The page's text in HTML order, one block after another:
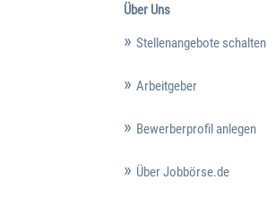
Über Uns
Stellenangebote schalten
Arbeitgeber
Bewerberprofil anlegen
Über Jobbörse.de